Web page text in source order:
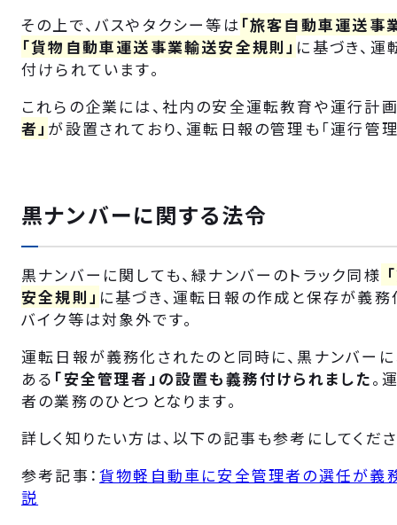
その上で、バスやタクシー等は 「旅客自動車運送事
「貨物自動車運送事業輸送安全規則」 に基づき、
付けられています。
これらの企業には、社内の安全運転教育や運行計
者」 が設置されており、運転日報の管理も「運行管
黒ナンバーに関する法令
黒ナンバーに関しても、緑ナンバーのトラック同様
安全規則」 に基づき、運転日報の作成と保存が義務
バイク等は対象外です。
運転日報が義務化されたのと同時に、黒ナンバー
ある 「安全管理者」の設置も義務付けられました。
者の業務のひとつとなります。
詳しく知りたい方は、以下の記事も参考にしてくだ
参考記事： 貨物軽自動車に安全管理者の選任が義
説